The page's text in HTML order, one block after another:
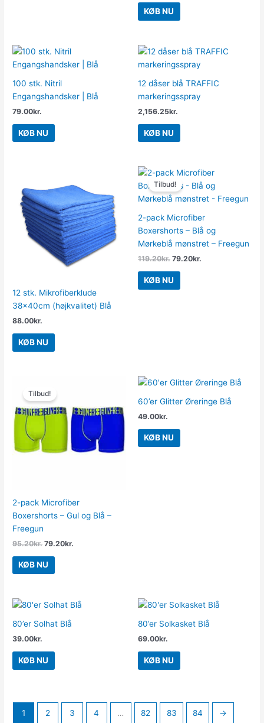
KØB NU
100 stk. Nitril
Engangshandsker | Blå
79.00kr.
KØB NU
12 dåser blå TRAFFIC
markeringsspray
2,156.25kr.
KØB NU
12 stk. Mikrofiberklude
38x40cm (højkvalitet) Blå
88.00kr.
KØB NU
Tilbud!
2-pack Microfiber
Boxershorts – Blå og
Mørkeblå mønstret – Freegun
119.20kr.
Den
oprindelige
pris
var:
79.20kr.
Den
aktuelle
pris
er:
KØB NU
Tilbud!
2-pack Microfiber
Boxershorts – Gul og Blå –
Freegun
95.20kr.
oprindelige
pris
var:
95.20kr..
79.20kr.
er:
79.20kr..
KØB NU
60’er Glitter Øreringe Blå
49.00kr.
KØB NU
80’er Solhat Blå
39.00kr.
KØB NU
80’er Solkasket Blå
69.00kr.
KØB NU
1 2 3 4 … 82 83 84 →